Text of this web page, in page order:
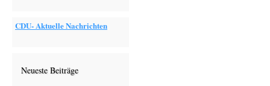
CDU- Aktuelle Nachrichten
Neueste Beiträge